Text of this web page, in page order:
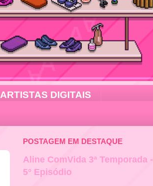
ARTISTAS DIGITAIS
POSTAGEM EM DESTAQUE
Aline ComVida 3ª Temporada -
5° Episódio